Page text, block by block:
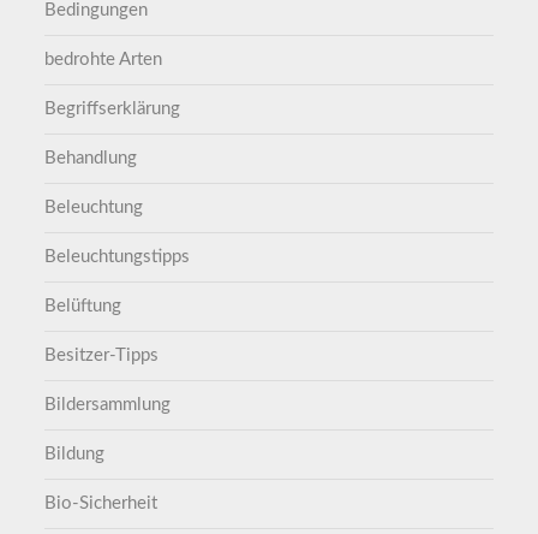
Bedingungen
bedrohte Arten
Begriffserklärung
Behandlung
Beleuchtung
Beleuchtungstipps
Belüftung
Besitzer-Tipps
Bildersammlung
Bildung
Bio-Sicherheit